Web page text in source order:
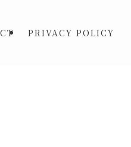
PRIVACY POLICY